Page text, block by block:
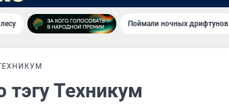
Поймали ночных дрифтунов
тэгу Техникум